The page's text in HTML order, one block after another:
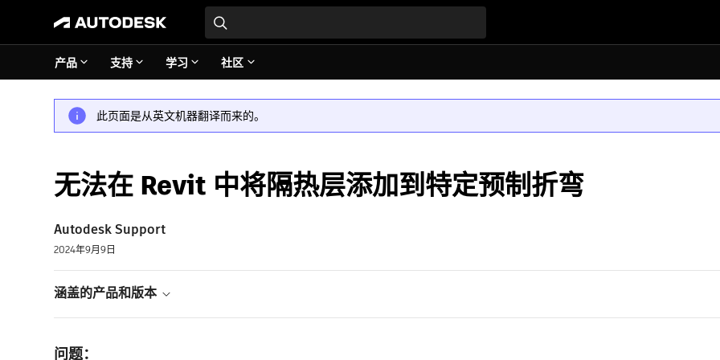
产品 支持 学习 社区
此页面是从英文机器翻译而来的。
无法在 Revit 中将隔热层添加到特定预制折弯
Autodesk Support
2024年9月9日
涵盖的产品和版本
问题：